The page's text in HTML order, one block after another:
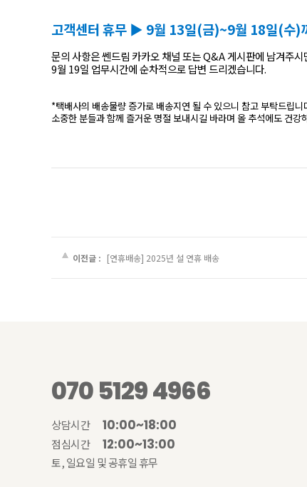
고객센터 휴무 ▶ 9월 13일(금)~9월 18일(수)
문의 사항은 쎈드림 카카오 채널 또는 Q&A 게시판에 남겨주시
9월 19일 업무시간에 순차적으로 답변 드리겠습니다.
*택배사의 배송물량 증가로 배송지연 될 수 있으니 참고 부탁드립니
소중한 분들과 함께 즐거운 명절 보내시길 바라며 올 추석에도 건강
이전글 : [연휴배송] 2025년 설 연휴 배송
070 5129 4966
상담시간 10:00~18:00
점심시간 12:00~13:00
토, 일요일 및 공휴일 휴무